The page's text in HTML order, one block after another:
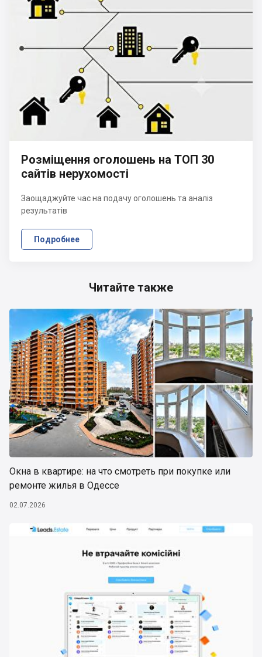
Читайте также
Окна в квартире: на что смотреть при покупке или
ремонте жилья в Одессе
02.07.2026
Розміщення оголошень на ТОП 30
сайтів нерухомості
Заощаджуйте час на подачу оголошень та аналіз
результатів
Подробнее